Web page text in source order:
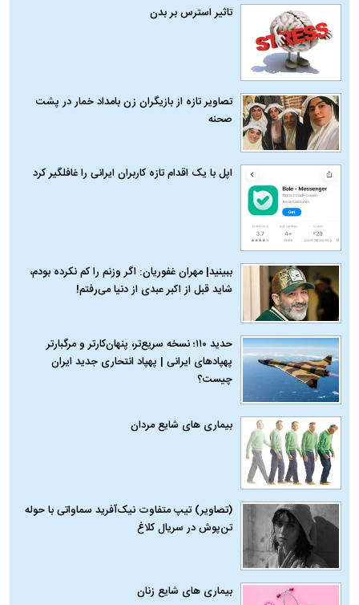
تاثیر استرس بر بدن
تصاویر تازه از بازیگران زن بامداد خمار در پشت
صحنه
اپل با یک اقدام تازه کاربران ایرانی را غافلگیر کرد
ببینید| مهران غفوریان: اگر وزنم را کم نکرده بودم،
شاید قبل از اکبر عبدی از دنیا می‌رفتم!
حدید ۱۱۰؛ نسخه سریع‌تر، پنهان‌کارتر و مرگبارتر
پهپادهای ایرانی | پهپاد انتحاری جدید ایران
چیست؟
بیماری‌ های شایع مردان
(تصاویر) تیپ متفاوت نیک‌آفرید سماواتی با حوله
تن‌پوش در سریال کلاغ
بیماری‌ های شایع زنان